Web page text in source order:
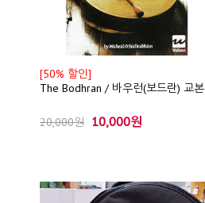
[50% 할인]
The Bodhran / 바우런(보드란) 교본
20,000원 10,000원